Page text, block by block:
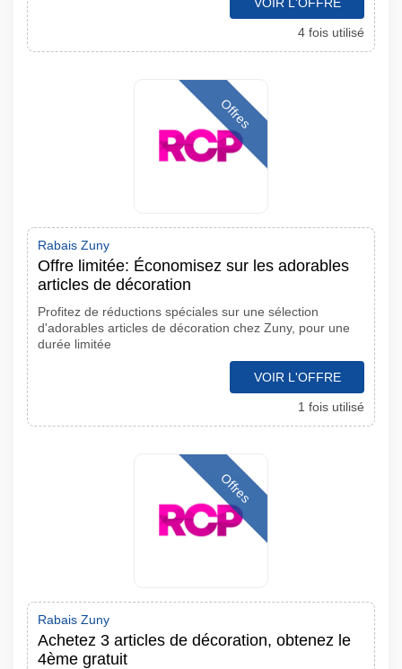
4 fois utilisé
Offres
Rabais Zuny
Offre limitée: Économisez sur les adorables
articles de décoration
Profitez de réductions spéciales sur une sélection
d'adorables articles de décoration chez Zuny, pour une
durée limitée
VOIR L'OFFRE
1 fois utilisé
Offres
Rabais Zuny
Achetez 3 articles de décoration, obtenez le
4ème gratuit